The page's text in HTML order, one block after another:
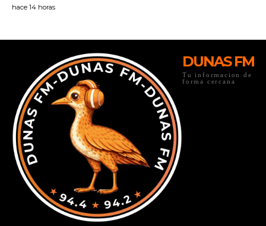
DUNAS FM
Tu informacion de
forma cercana